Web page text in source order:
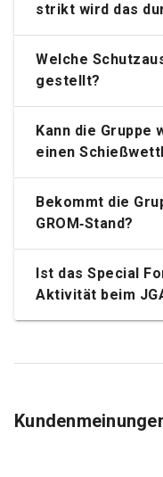
strikt wird das
Welche
gestellt?
Kann die Gruppe
einen
Bekommt die
GROM‑Stand?
Ist das Special
Aktivität beim